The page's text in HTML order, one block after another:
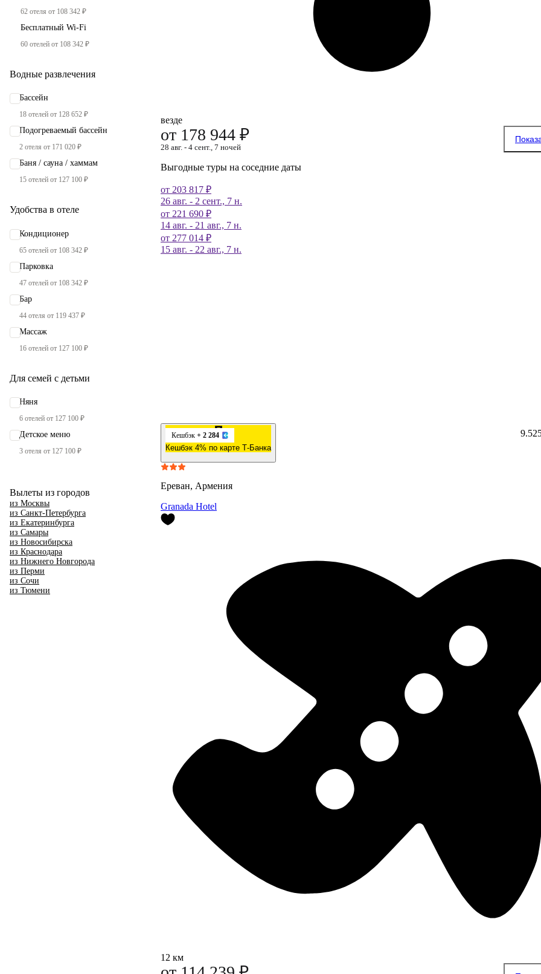
62 отеля от 108 342 ₽
Бесплатный Wi-Fi
60 отелей от 108 342 ₽
Водные развлечения
Бассейн
18 отелей от 128 652 ₽
Подогреваемый бассейн
2 отеля от 171 020 ₽
Баня / сауна / хаммам
15 отелей от 127 100 ₽
Удобства в отеле
Кондиционер
65 отелей от 108 342 ₽
Парковка
47 отелей от 108 342 ₽
Бар
44 отеля от 119 437 ₽
Массаж
16 отелей от 127 100 ₽
Для семей с детьми
Няня
6 отелей от 127 100 ₽
Детское меню
3 отеля от 127 100 ₽
Вылеты из городов
из Москвы
из Санкт-Петербурга
из Екатеринбурга
из Самары
из Новосибирска
из Краснодара
из Нижнего Новгорода
из Перми
из Сочи
из Тюмени
везде
от 178 944 ₽
28 авг. - 4 сент., 7 ночей
Выгодные туры на соседние даты
от 203 817 ₽
26 авг. - 2 сент., 7 н.
от 221 690 ₽
14 авг. - 21 авг., 7 н.
от 277 014 ₽
15 авг. - 22 авг., 7 н.
Кешбэк + 2 284 9.5
Кешбэк 4% по карте Т-Банка
Ереван, Армения
Granada Hotel
12 км